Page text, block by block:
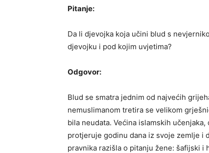
Pitanje:
Da li djevojka koja učini blud s
djevojku i pod kojim uvjetima?
Odgovor:
Blud se smatra jednim od najvećih
nemuslimanom tretira se velikom
bila neudata. Većina islamskih
protjeruje godinu dana iz svoje zemlje i
pravnika razišla o pitanju žene: šafijski